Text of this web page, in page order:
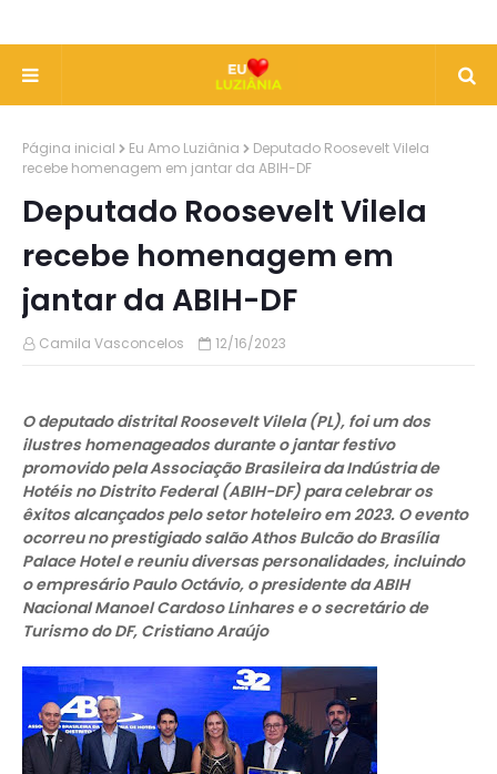
Página inicial Eu Amo Luziânia
Deputado Roosevelt Vilela
recebe homenagem em jantar da ABIH-DF
Deputado Roosevelt Vilela
recebe homenagem em
jantar da ABIH-DF
Camila Vasconcelos 12/16/2023
O deputado distrital Roosevelt Vilela (PL), foi um dos
ilustres homenageados durante o jantar festivo
promovido pela Associação Brasileira da Indústria de
Hotéis no Distrito Federal (ABIH-DF) para celebrar os
êxitos alcançados pelo setor hoteleiro em 2023. O evento
ocorreu no prestigiado salão Athos Bulcão do Brasília
Palace Hotel e reuniu diversas personalidades, incluindo
o empresário Paulo Octávio, o presidente da ABIH
Nacional Manoel Cardoso Linhares e o secretário de
Turismo do DF, Cristiano Araújo